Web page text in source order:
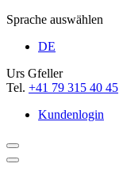
Sprache auswählen
DE
Urs Gfeller
Tel. +41 79 315 40 45
Kundenlogin